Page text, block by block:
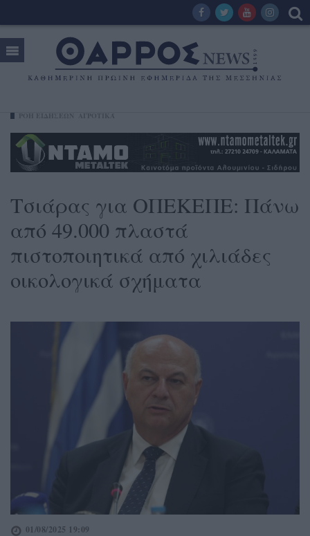
Τσιάρας για ΟΠΕΚΕΠΕ: Πάνω
από 49.000 πλαστά
πιστοποιητικά από χιλιάδες
οικολογικά σχήματα
01/08/2025 19:09